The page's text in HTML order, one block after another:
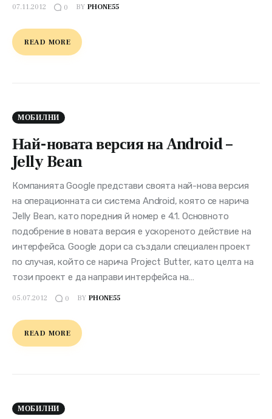
07.11.2012 0 BY PHONE55
READ MORE
МОБИЛНИ
Най-новата версия на Android –
Jelly Bean
Компанията Google представи своята най-нова версия
на операционната си система Android, която се нарича
Jelly Bean, като поредния й номер е 4.1. Основното
подобрение в новата версия е ускореното действие на
интерфейса. Google дори са създали специален проект
по случая, който се нарича Project Butter, като целта на
този проект е да направи интерфейса на…
05.07.2012 0 BY PHONE55
READ MORE
МОБИЛНИ